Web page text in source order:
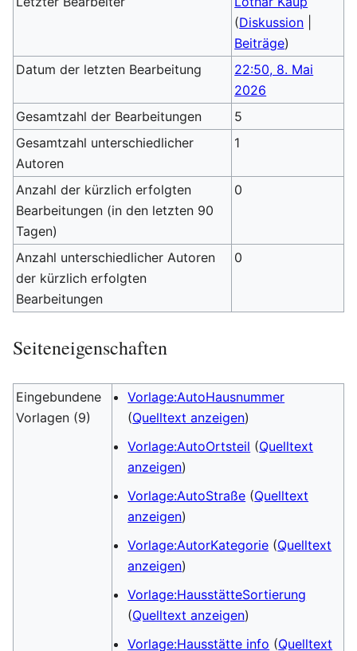
(Diskussion
Beiträge)
Datum der letzten Bearbeitung
22:50, 8. Mai
2026
Gesamtzahl der Bearbeitungen
5
Gesamtzahl unterschiedlicher
Autoren
1
Anzahl der kürzlich erfolgten
Bearbeitungen (in den letzten 90
Tagen)
0
Anzahl unterschiedlicher Autoren
der kürzlich erfolgten
Bearbeitungen
0
Seiteneigenschaften
Eingebundene
Vorlagen (9)
Vorlage:AutoHausnummer
(Quelltext anzeigen)
Vorlage:AutoOrtsteil (Quelltext
anzeigen)
Vorlage:AutoStraße (Quelltext
anzeigen)
Vorlage:AutorKategorie (Quelltext
anzeigen)
Vorlage:HausstätteSortierung
(Quelltext anzeigen)
Vorlage:Hausstätte info (Quelltext